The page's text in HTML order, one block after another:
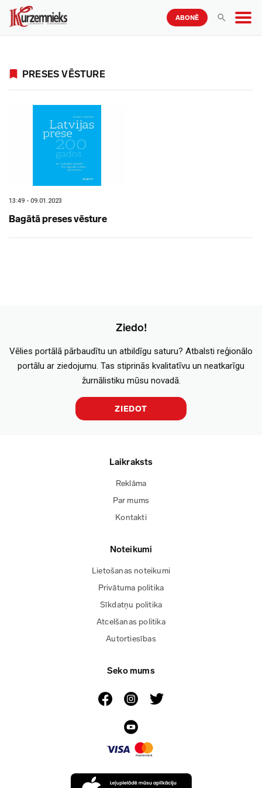
ABONĒ
PRESES VĒSTURE
13:49 - 09.01.2023
Bagātā preses vēsture
Ziedo!
Vēlies portālā pārbaudītu un atbildīgu saturu? Atbalsti reģionālo
portālu ar ziedojumu. Tas stiprinās kvalitatīvu un neatkarīgu
žurnālistiku mūsu novadā.
ZIEDOT
Laikraksts
Reklāma
Par mums
Kontakti
Noteikumi
Lietošanas noteikumi
Privātuma politika
Sīkdatņu politika
Atcelšanas politika
Autortiesības
Seko mums